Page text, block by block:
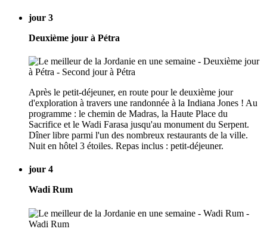
jour 3
Deuxième jour à Pétra
Après le petit-déjeuner, en route pour le deuxième jour
d'exploration à travers une randonnée à la Indiana Jones ! Au
programme : le chemin de Madras, la Haute Place du
Sacrifice et le Wadi Farasa jusqu'au monument du Serpent.
Dîner libre parmi l'un des nombreux restaurants de la ville.
Nuit en hôtel 3 étoiles. Repas inclus : petit-déjeuner.
jour 4
Wadi Rum